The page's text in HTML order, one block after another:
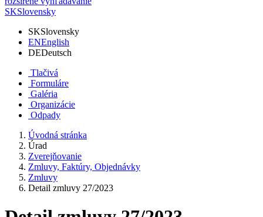
SKSlovensky
SKSlovensky
ENEnglish
DEDeutsch
Tlačivá
Formuláre
Galéria
Organizácie
Odpady
Úvodná stránka
Úrad
Zverejňovanie
Zmluvy, Faktúry, Objednávky
Zmluvy
Detail zmluvy 27/2023